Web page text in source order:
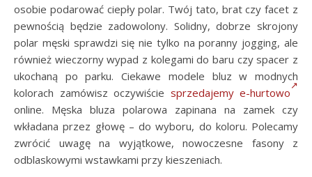
osobie podarować ciepły polar. Twój tato, brat czy facet z
pewnością będzie zadowolony. Solidny, dobrze skrojony
polar męski sprawdzi się nie tylko na poranny jogging, ale
również wieczorny wypad z kolegami do baru czy spacer z
ukochaną po parku. Ciekawe modele bluz w modnych
kolorach zamówisz oczywiście sprzedajemy e-hurtowo
online. Męska bluza polarowa zapinana na zamek czy
wkładana przez głowę – do wyboru, do koloru. Polecamy
zwrócić uwagę na wyjątkowe, nowoczesne fasony z
odblaskowymi wstawkami przy kieszeniach.